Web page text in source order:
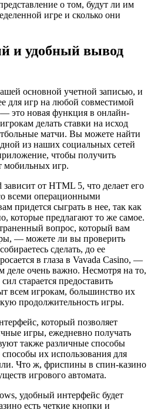
о том, будут ли им
игре и сколько они
и удобный вывод
основной учетной записью, и
для игр на любой совместимой
это новая функция в онлайн-
делать ставки на исход
матчи. Вы можете найти
из наших социальных сетей
чтобы получить
мобильных игр.
от HTML 5, что делает его
всеми операционными
придется сыграть в нее, так как
которые предлагают то же самое.
вопрос, который вам
— можете ли вы проверить
сделать, до ее
в глаза в Vavada Casino, —
деле очень важно. Несмотря на то,
старается предоставить
всем игрокам, большинство их
продолжительность игры.
который позволяет
игры, ежедневно получать
также различные способы
их использования для
Что ж, фриспины в спин-казино
игрового автомата.
удобный интерфейс будет
есть четкие кнопки и